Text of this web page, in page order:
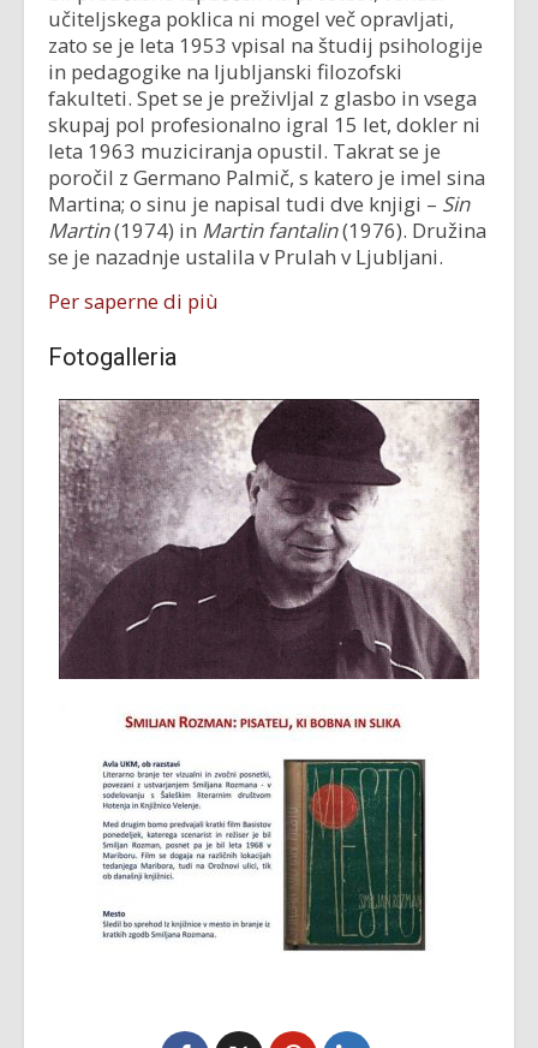
učiteljskega poklica ni mogel več opravljati,
zato se je leta 1953 vpisal na študij psihologije
in pedagogike na ljubljanski filozofski
fakulteti. Spet se je preživljal z glasbo in vsega
skupaj pol profesionalno igral 15 let, dokler ni
leta 1963 muziciranja opustil. Takrat se je
poročil z Germano Palmič, s katero je imel sina
Martina; o sinu je napisal tudi dve knjigi – Sin
Martin(1974) in Martin fantalin(1976). Družina
se je nazadnje ustalila v Prulah v Ljubljani.
Per saperne di più
Fotogalleria